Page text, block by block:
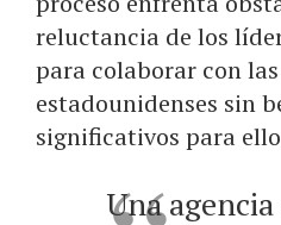
reluctancia de los
para colaborar con
estadounidenses sin
significativos para
Una agencia